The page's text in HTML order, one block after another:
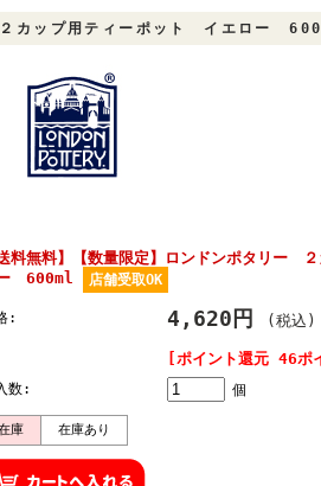
２カップ用ティーポット イエロー
送料無料】【数量限定】ロンドンポタリー
600ml
店舗受取OK
: 4,620円 (税込)
[ポイント還元 46ポ
数: 個
庫 在庫あり